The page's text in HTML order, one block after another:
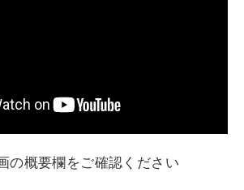
の概要欄をご確認ください